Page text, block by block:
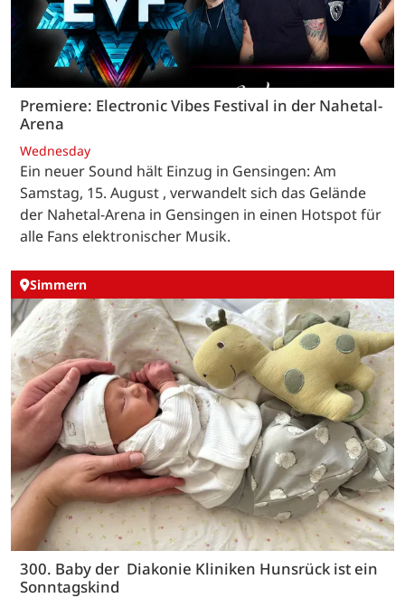
Premiere: Electronic Vibes Festival in der Nahetal-
Arena
Wednesday
Ein neuer Sound hält Einzug in Gensingen: Am
Samstag, 15. August , verwandelt sich das Gelände
der Nahetal-Arena in Gensingen in einen Hotspot für
alle Fans elektronischer Musik.
Simmern
300. Baby der Diakonie Kliniken Hunsrück ist ein
Sonntagskind